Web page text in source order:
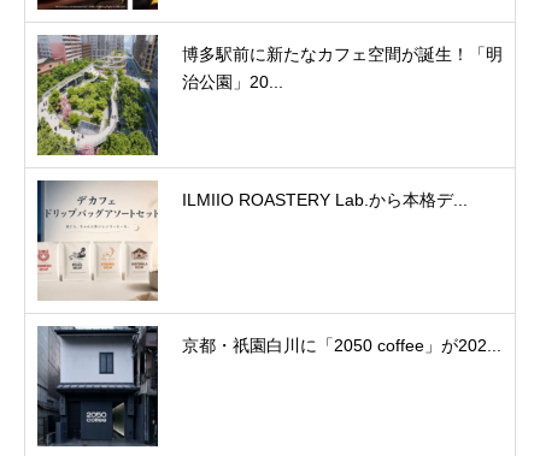
博多駅前に新たなカフェ空間が誕生！「明
治公園」20...
ILMIIO ROASTERY Lab.から本格デ...
京都・祇園白川に「2050 coffee」が202...